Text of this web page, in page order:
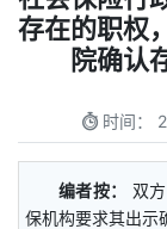
存在的职权
院确认
时间：
编者按：
双
保机构要求其出示